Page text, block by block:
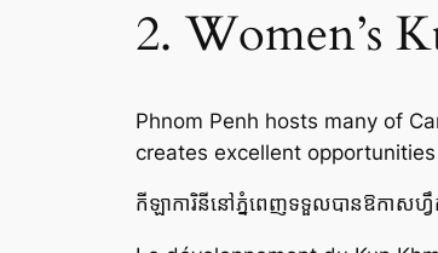
2. Women’s
Phnom Penh hosts many of
creates excellent
កីឡាការិនីនៅភ្នំពេញទទួលបានឱកាសហ្វឹ